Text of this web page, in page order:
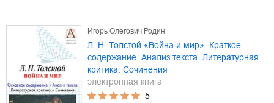
Игорь Олегович Родин
Л. Н. Толстой «Война и мир». Краткое
содержание. Анализ текста. Литературная
критика. Сочинения
электронная книга
5